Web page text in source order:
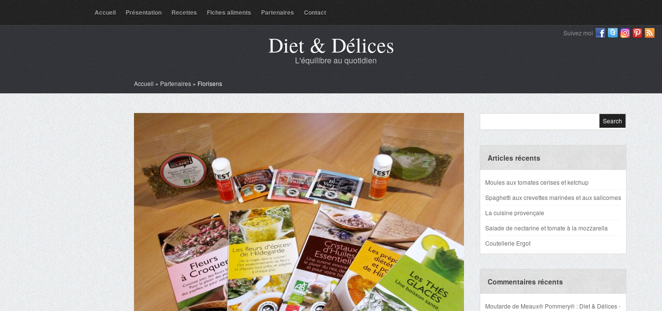
Accueil Présentation Recettes Fiches aliments Partenaires Contact
Suivez moi
Diet & Délices
L'équilibre au quotidien
Accueil » Partenaires » Florisens
Articles récents
Moules aux tomates cerises et ketchup
Spaghetti aux crevettes marinées et aux salicornes
La cuisine provençale
Salade de nectarine et tomate à la mozzarella
Coutellerie Ergot
Commentaires récents
Moutarde de Meaux® Pommery® : Diet & Délices -